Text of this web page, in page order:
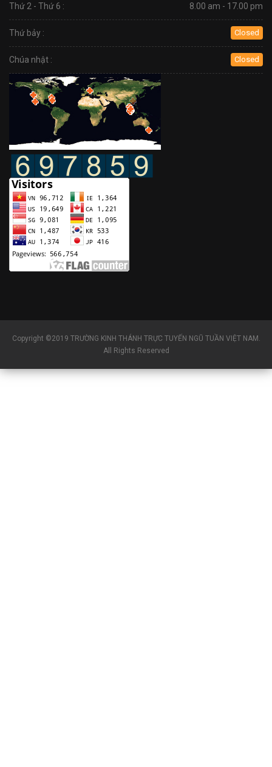
Thứ 2 - Thứ 6 : 8.00 am - 17.00 pm
Thứ bảy : Closed
Chúa nhật : Closed
Copyright ©2019 TRƯỜNG KINH THÁNH TRỰC TUYẾN NGŨ TUẦN VIỆT NAM.
All Rights Reserved